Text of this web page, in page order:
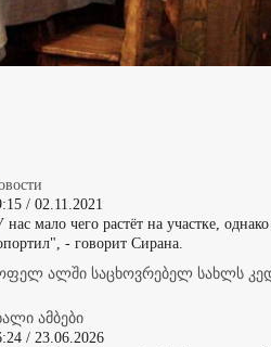
/ 02.11.2021
нас мало чего растёт на участке,
- говорит Сирана.
ალში საცხოვრებელ სახლს
ამბები
/ 23.06.2026